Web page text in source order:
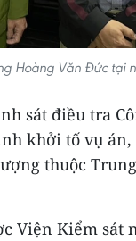
Hoàng Văn Đức tại
sát điều tra
khởi tố vụ
thuộc
Viện Kiểm sát